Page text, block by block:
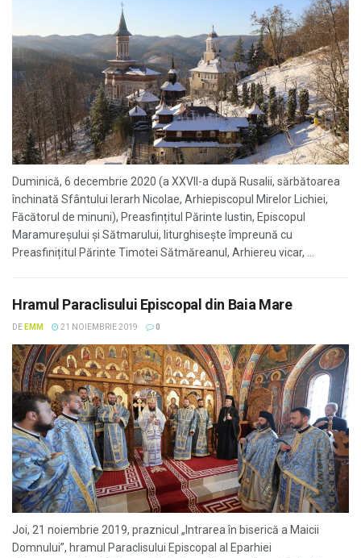
Duminică, 6 decembrie 2020 (a XXVII-a după Rusalii, sărbătoarea
închinată Sfântului Ierarh Nicolae, Arhiepiscopul Mirelor Lichiei,
Făcătorul de minuni), Preasfințitul Părinte Iustin, Episcopul
Maramureșului și Sătmarului, liturghisește împreună cu
Preasfinițitul Părinte Timotei Sătmăreanul, Arhiereu vicar, ...
Hramul Paraclisului Episcopal din Baia Mare
DE EMM 21 NOIEMBRIE 2019 0
Joi, 21 noiembrie 2019, praznicul „Intrarea în biserică a Maicii
Domnului”, hramul Paraclisului Episcopal al Eparhiei